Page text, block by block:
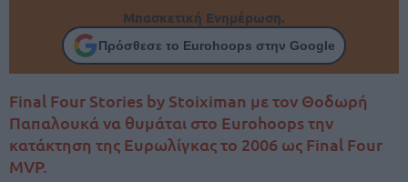
Μπασκετική Ενημέρωση.
Πρόσθεσε το Eurohoops στην Google
Final Four Stories by Stoiximan με τον Θοδωρή
Παπαλουκά να θυμάται στο Eurohoops την
κατάκτηση της Ευρωλίγκας το 2006 ως Final Four
MVP.